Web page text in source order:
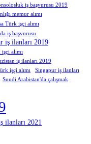
iş başvurusu 2019
memur alımı
Türk işçi alımı
iş başvurusu
iş ilanları 2019
alımı
iş ilanları 2019
işçi alımı
Singapur iş ilanları
Suudi Arabistan'da çalışmak
ilanları 2021